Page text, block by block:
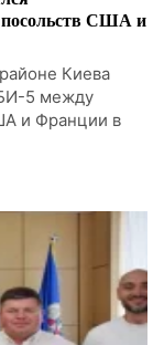
США и
Киева
5 между
и Франции в